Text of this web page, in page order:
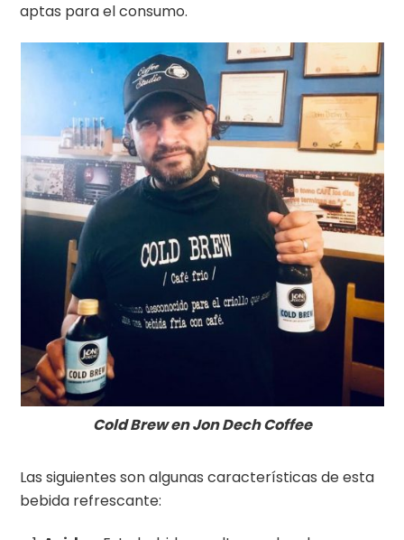
aptas para el consumo.
Cold Brew en Jon Dech Coffee
Las siguientes son algunas características de esta
bebida refrescante: